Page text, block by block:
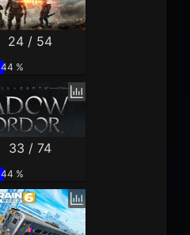
24 / 54
44 %
33 / 74
44 %